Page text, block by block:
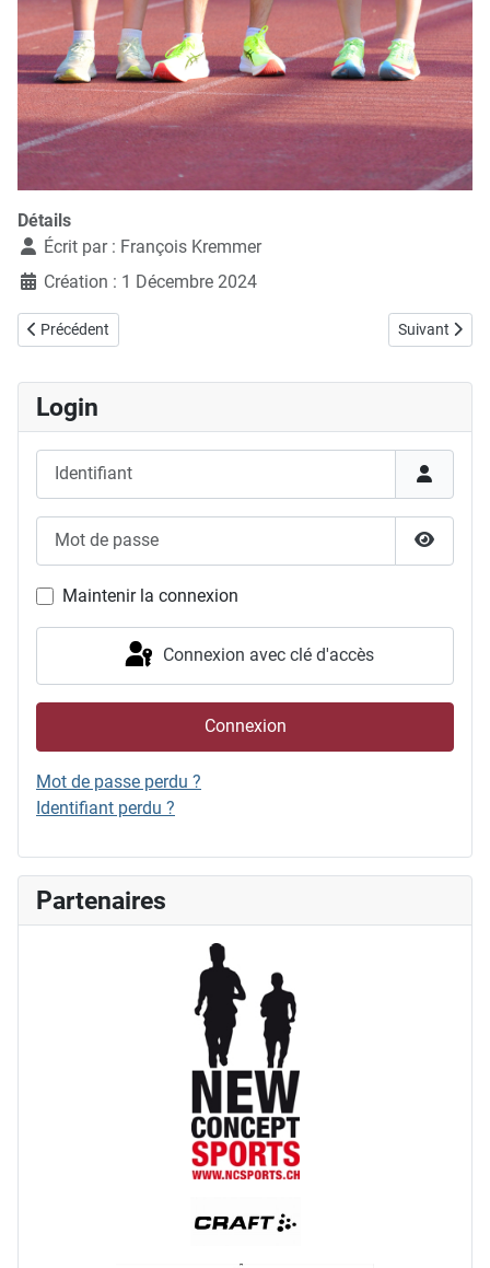
Détails
Écrit par : François Kremmer
Création : 1 Décembre 2024
Article précédent : 08.12.2024, Course de l'Escalade
Précédent Article
Suivant
Login
Afficher
Maintenir la connexion
Connexion avec clé d'accès
Connexion
Mot de passe perdu ?
Identifiant perdu ?
Partenaires